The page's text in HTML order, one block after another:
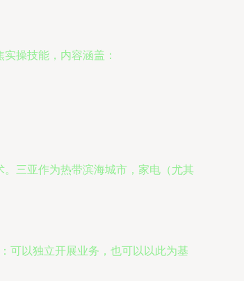
操技能，内容涵盖：
三亚作为热带滨海城市，家电（尤其
可以独立开展业务，也可以以此为基